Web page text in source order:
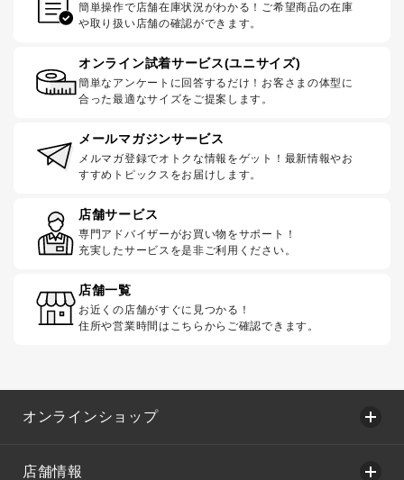
簡単操作で店舗在庫状況がわかる！ご希望商品の在庫
や取り扱い店舗の確認ができます。
オンライン試着サービス(ユニサイズ)
簡単なアンケートに回答するだけ！お客さまの体型に
合った最適なサイズをご提案します。
メールマガジンサービス
メルマガ登録でオトクな情報をゲット！最新情報やお
すすめトピックスをお届けします。
店舗サービス
専門アドバイザーがお買い物をサポート！
充実したサービスを是非ご利用ください。
店舗一覧
お近くの店舗がすぐに見つかる！
住所や営業時間はこちらからご確認できます。
オンラインショップ
店舗情報